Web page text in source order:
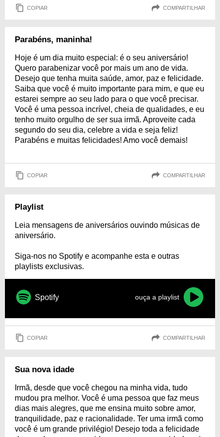
COPIAR COMPARTILHAR
Parabéns, maninha!
Hoje é um dia muito especial: é o seu aniversário!
Quero parabenizar você por mais um ano de vida.
Desejo que tenha muita saúde, amor, paz e felicidade.
Saiba que você é muito importante para mim, e que eu
estarei sempre ao seu lado para o que você precisar.
Você é uma pessoa incrível, cheia de qualidades, e eu
tenho muito orgulho de ser sua irmã. Aproveite cada
segundo do seu dia, celebre a vida e seja feliz!
Parabéns e muitas felicidades! Amo você demais!
COPIAR COMPARTILHAR
Playlist
Leia mensagens de aniversários ouvindo músicas de
aniversário.
Siga-nos no Spotify e acompanhe esta e outras
playlists exclusivas.
Spotify ouça a playlist
COPIAR COMPARTILHAR
Sua nova idade
Irmã, desde que você chegou na minha vida, tudo
mudou pra melhor. Você é uma pessoa que faz meus
dias mais alegres, que me ensina muito sobre amor,
tranquilidade, paz e racionalidade. Ter uma irmã como
você é um grande privilégio! Desejo toda a felicidade